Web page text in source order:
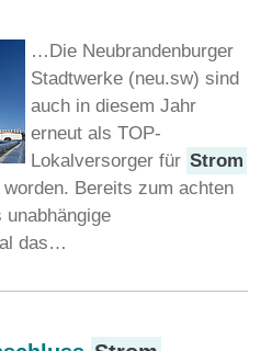
…Die Neubrandenburger
Stadtwerke (neu.sw) sind
auch in diesem Jahr
erneut als TOP-
Lokalversorger für Strom
Bereits zum achten
das…